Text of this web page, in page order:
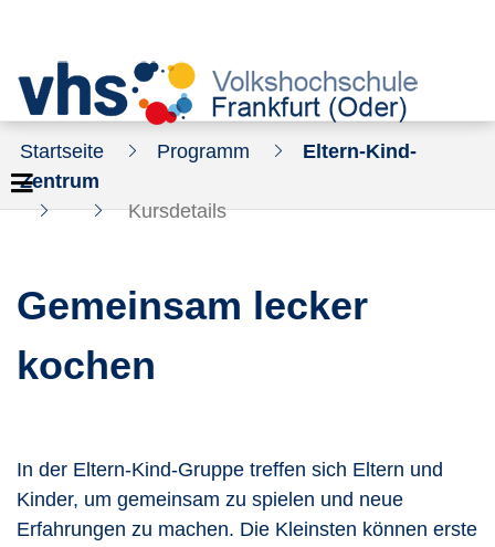
Startseite Programm
Eltern-Kind-
Zentrum
Kursdetails
Gemeinsam lecker
kochen
In der Eltern-Kind-Gruppe treffen sich Eltern und
Kinder, um gemeinsam zu spielen und neue
Erfahrungen zu machen. Die Kleinsten können erste